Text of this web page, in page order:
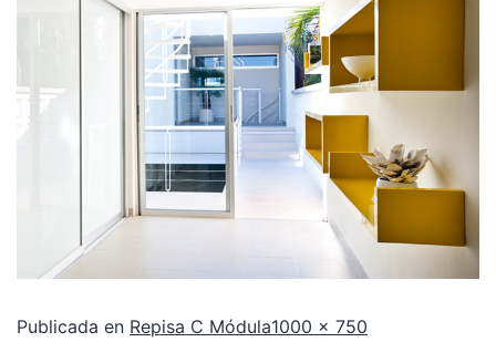
Publicada en Repisa C Módula1000 × 750